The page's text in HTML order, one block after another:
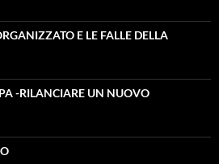
E LE FALLE DELLA
-RILANCIARE UN NUOVO